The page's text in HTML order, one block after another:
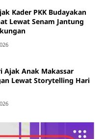
Kader PKK Budayakan
Lewat Senam Jantung
Ajak Anak Makassar
Lewat Storytelling Hari